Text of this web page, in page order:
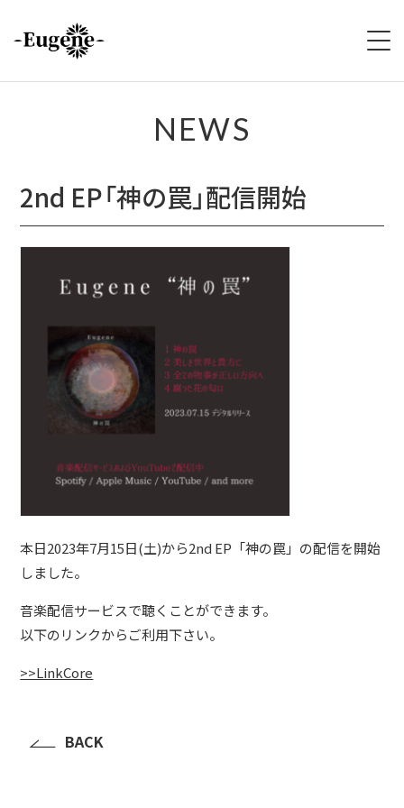
LIVE
VIDEO
DISCOGRAPHY
MERCH
FOLLOW
NEWS
2nd EP「神の罠」配信開始
本日2023年7月15日(土)から2nd EP「神の罠」の配信を開始
しました。
音楽配信サービスで聴くことができます。
以下のリンクからご利用下さい。
>>LinkCore
BACK